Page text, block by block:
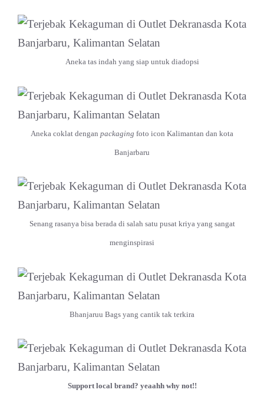
Aneka tas indah yang siap untuk diadopsi
Aneka coklat dengan packaging foto icon Kalimantan dan kota
Banjarbaru
Senang rasanya bisa berada di salah satu pusat kriya yang sangat
menginspirasi
Bhanjaruu Bags yang cantik tak terkira
Support local brand? yeaahh why not!!